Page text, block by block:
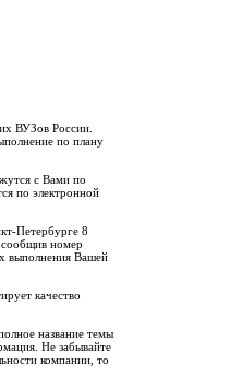
ВУЗов России.
по плану
с Вами по
по электронной
Петербурге 8
номер
выполнения Вашей
качество
название темы
Не забывайте
компании, то